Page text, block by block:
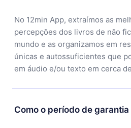
No 12min App, extraímos as
percepções dos livros de não
mundo e as organizamos em
únicas e autossuficientes que
em áudio e/ou texto em cerca
Como o período de